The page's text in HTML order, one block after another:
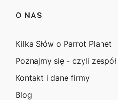
O NAS
Kilka Słów o Parrot Planet
Poznajmy się - czyli
Kontakt i dane firmy
Blog